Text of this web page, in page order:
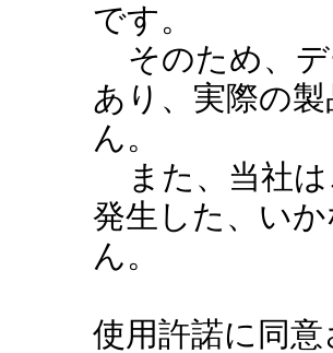
です。
そのため、デ
あり、実際の
ん。
また、当社は
発生した、い
ん。
使用許諾に同